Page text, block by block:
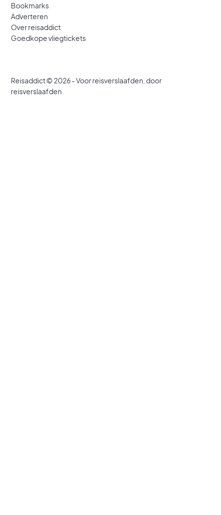
Bookmarks
Adverteren
Over reisaddict
Goedkope vliegtickets
Reisaddict © 2026 - Voor reisverslaafden, door
reisverslaafden